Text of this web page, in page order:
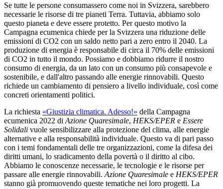
Se tutte le persone consumassero come noi in Svizzera, sarebbero
necessarie le risorse di tre pianeti Terra. Tuttavia, abbiamo solo
questo pianeta e deve essere protetto. Per questo motivo la
Campagna ecumenica chiede per la Svizzera una riduzione delle
emissioni di CO2 con un saldo netto pari a zero entro il 2040. La
produzione di energia è responsabile di circa il 70% delle emissioni
di CO2 in tutto il mondo. Possiamo e dobbiamo ridurre il nostro
consumo di energia, da un lato con un consumo più consapevole e
sostenibile, e dall'altro passando alle energie rinnovabili. Questo
richiede un cambiamento di pensiero a livello individuale, così come
concreti orientamenti politici.
La richiesta «Giustizia climatica. Adesso!» della Campagna
ecumenica 2022 di Azione Quaresimale, HEKS/EPER e Essere
Solidali vuole sensibilizzare alla protezione del clima, alle energie
alternative e alla responsabilità individuale. Questo va di pari passo
con i temi fondamentali delle tre organizzazioni, come la difesa dei
diritti umani, lo sradicamento della povertà o il diritto al cibo.
Abbiamo le conoscenze necessarie, le tecnologie e le risorse per
passare alle energie rinnovabili. Azione Quaresimale e HEKS/EPER
stanno già promuovendo queste tematiche nei loro progetti. La